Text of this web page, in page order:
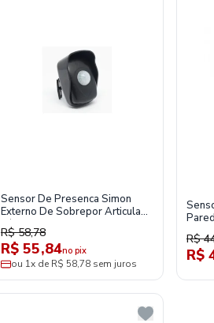
Sensor De Presenca Simon
Externo De Sobrepor Articulado
C/Fotocelula 180 Bivolt Preto
R$ 58,78
R$ 55,84no pix
ou 1x de R$ 58,78 sem juros
R$
R$